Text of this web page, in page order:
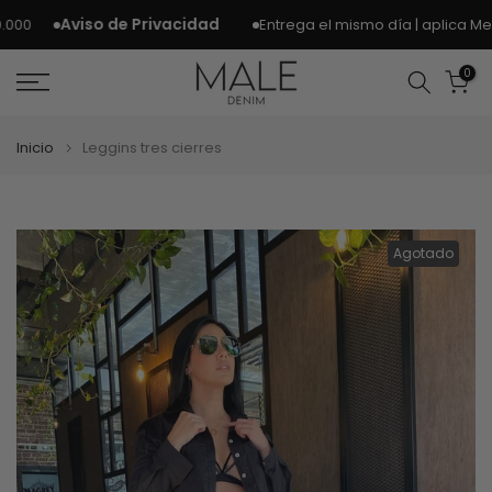
Ir
al
contenido
Aviso de Privacidad Entrega el mismo día | aplica
0
Inicio Leggins tres cierres
Agotado